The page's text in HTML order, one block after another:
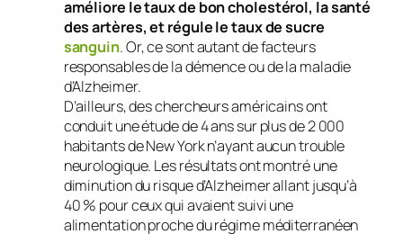
améliore le taux de bon cholestérol, la santé
des artères, et régule le taux de sucre
sanguin. Or, ce sont autant de facteurs
responsables de la démence ou de la maladie
d’Alzheimer.
D’ailleurs, des chercheurs américains ont
conduit une étude de 4 ans sur plus de 2 000
habitants de New York n’ayant aucun trouble
neurologique. Les résultats ont montré une
diminution du risque d’Alzheimer allant jusqu’à
40 % pour ceux qui avaient suivi une
alimentation proche du régime méditerranéen